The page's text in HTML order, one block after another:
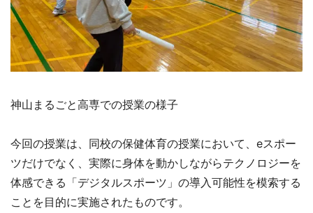
神山まるごと高専での授業の様子
今回の授業は、同校の保健体育の授業において、eスポー
ツだけでなく、実際に身体を動かしながらテクノロジーを
体感できる「デジタルスポーツ」の導入可能性を模索する
ことを目的に実施されたものです。